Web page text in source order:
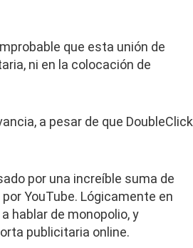
que esta unión de
ni en la colocación de
a pesar de que DoubleClick
por una increíble suma de
YouTube. Lógicamente en
hablar de monopolio, y
publicitaria online.